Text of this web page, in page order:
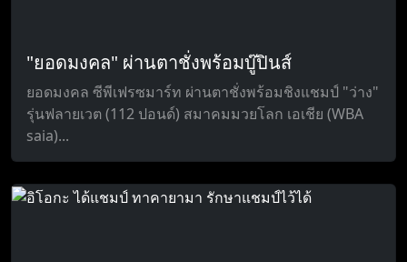
"ยอดมงคล" ผ่านตาชั่งพร้อมบู๊ปินส์
ยอดมงคล ซีพีเฟรซมาร์ท ผ่านตาชั่งพร้อมชิงแชมป์ "ว่าง"
รุ่นฟลายเวต (112 ปอนด์) สมาคมมวยโลก เอเชีย (WBA
saia)...